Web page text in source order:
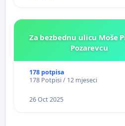
Za bezbednu ulicu Moše
Pozarevcu
178 potpisa
178 Potpisi / 12 mjeseci
26 Oct 2025